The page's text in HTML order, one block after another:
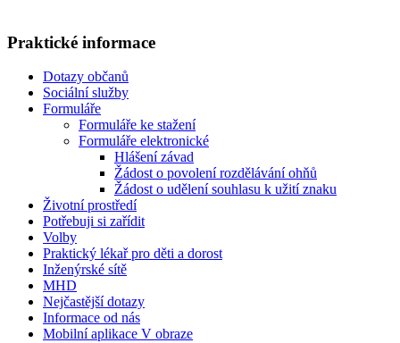
Praktické informace
Dotazy občanů
Sociální služby
Formuláře
Formuláře ke stažení
Formuláře elektronické
Hlášení závad
Žádost o povolení rozdělávání ohňů
Žádost o udělení souhlasu k užití znaku
Životní prostředí
Potřebuji si zařídit
Volby
Praktický lékař pro děti a dorost
Inženýrské sítě
MHD
Nejčastější dotazy
Informace od nás
Mobilní aplikace V obraze